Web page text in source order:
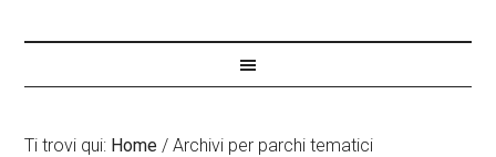
Ti trovi qui: Home / Archivi per parchi tematici